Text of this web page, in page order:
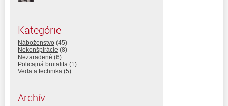
Kategórie
Náboženstvo (45)
Nekonšpirácie (8)
Nezaradené (6)
Policajná brutalita (1)
Veda a technika (5)
Archív